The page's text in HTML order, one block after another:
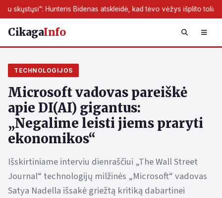
Bidenas atskleidė, kad tėvo vėžys išplito toliau JAV
CikagaInfo
TECHNOLOGIJOS
Microsoft vadovas pareiškė
apie DI(AI) gigantus:
„Negalime leisti jiems praryti
ekonomikos“
Išskirtiniame interviu dienraščiui „The Wall Street
Journal“ technologijų milžinės „Microsoft“ vadovas
Satya Nadella išsakė griežtą kritiką dabartinei